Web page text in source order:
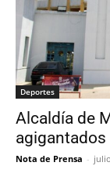
Deportes
Alcaldía de
Nota de Prensa -